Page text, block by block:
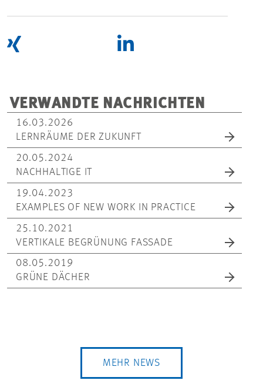
VERWANDTE NACHRICHTEN
16.03.2026
LERNRÄUME DER ZUKUNFT
20.05.2024
NACHHALTIGE IT
19.04.2023
EXAMPLES OF NEW WORK IN PRACTICE
25.10.2021
VERTIKALE BEGRÜNUNG FASSADE
08.05.2019
GRÜNE DÄCHER
MEHR NEWS